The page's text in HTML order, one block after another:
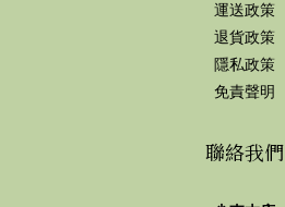
運送政策
退貨政策
隱私政策
免責聲明
聯絡我們